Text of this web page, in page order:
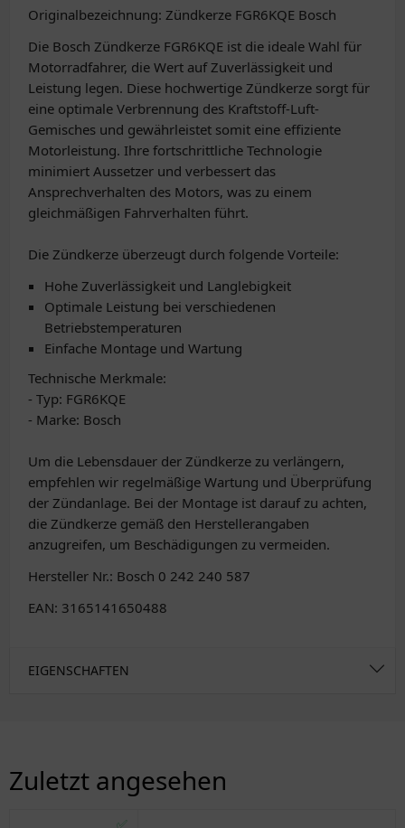
Originalbezeichnung: Zündkerze FGR6KQE Bosch
Die Bosch Zündkerze FGR6KQE ist die ideale Wahl für
Motorradfahrer, die Wert auf Zuverlässigkeit und
Leistung legen. Diese hochwertige Zündkerze sorgt für
eine optimale Verbrennung des Kraftstoff-Luft-
Gemisches und gewährleistet somit eine effiziente
Motorleistung. Ihre fortschrittliche Technologie
minimiert Aussetzer und verbessert das
Ansprechverhalten des Motors, was zu einem
gleichmäßigen Fahrverhalten führt.
Die Zündkerze überzeugt durch folgende Vorteile:
Hohe Zuverlässigkeit und Langlebigkeit
Optimale Leistung bei verschiedenen
Betriebstemperaturen
Einfache Montage und Wartung
Technische Merkmale:
- Typ: FGR6KQE
- Marke: Bosch
Um die Lebensdauer der Zündkerze zu verlängern,
empfehlen wir regelmäßige Wartung und Überprüfung
der Zündanlage. Bei der Montage ist darauf zu achten,
die Zündkerze gemäß den Herstellerangaben
anzugreifen, um Beschädigungen zu vermeiden.
Hersteller Nr.: Bosch 0 242 240 587
EAN: 3165141650488
EIGENSCHAFTEN
Zuletzt angesehen